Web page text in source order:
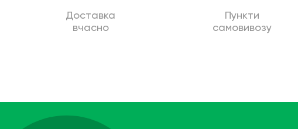
Доставка
вчасно
Пункти
самовивозу